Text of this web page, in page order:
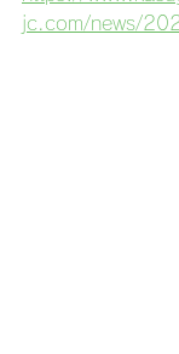
jc.com/news/